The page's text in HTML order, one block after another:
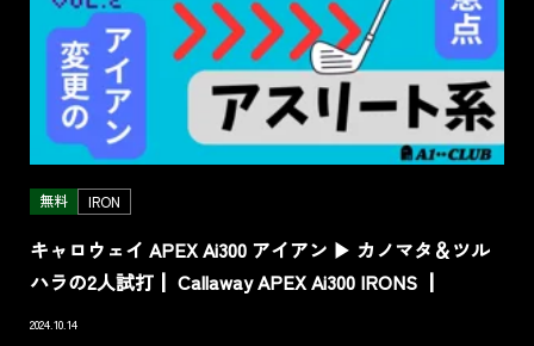
無料 IRON
キャロウェイ APEX Ai300 アイアン ▶ カノマタ＆ツル
ハラの2人試打┃ Callaway APEX Ai300 IRONS ┃
2024.10.14